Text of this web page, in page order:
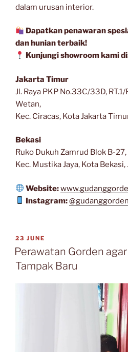
dalam urusan interior.
Dapatkan penawaran
dan hunian terbaik!
Kunjungi showroom kami
Jakarta Timur
Jl. Raya PKP No.33C/33D,
Wetan,
Kec. Ciracas, Kota Jakarta
Bekasi
Ruko Dukuh Zamrud Blok B-
Kec. Mustika Jaya, Kota Bekasi,
Website:
Instagram:
23 JUNE
Perawatan Gorden
Tampak Baru